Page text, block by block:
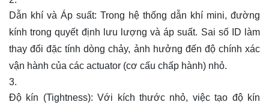
Dẫn khí và Áp suất: Trong hệ thống dẫn khí mini, đường
kính trong quyết định lưu lượng và áp suất. Sai số ID làm
thay đổi đặc tính dòng chảy, ảnh hưởng đến độ chính xác
vận hành của các actuator (cơ cấu chấp hành) nhỏ.
Độ kín (Tightness): Với kích thước nhỏ, việc tạo độ kín